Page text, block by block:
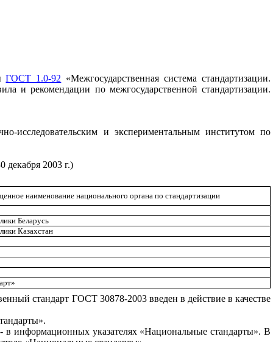
ГОСТ 1.0-92 «Межгосударственная система стандартизации.
и рекомендации по межгосударственной стандартизации.
исследовательским и экспериментальным институтом по
2003 г.)
наименование национального органа по стандартизации
Беларусь
Казахстан
стандарт ГОСТ 30878-2003 введен в действие в качестве
в информационных указателях «Национальные стандарты». В